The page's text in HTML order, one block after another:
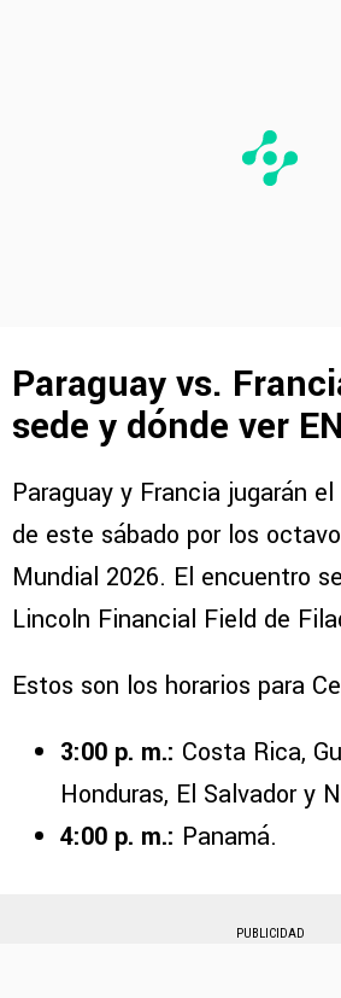
Paraguay vs.
sede y dónde ver
Paraguay y Francia jugarán
de este sábado por los
Mundial 2026. El encuentro
Lincoln Financial Field de
Estos son los horarios para
3:00 p. m.: Costa Rica,
Honduras, El Salvador y
4:00 p. m.: Panamá.
PUBLICIDAD